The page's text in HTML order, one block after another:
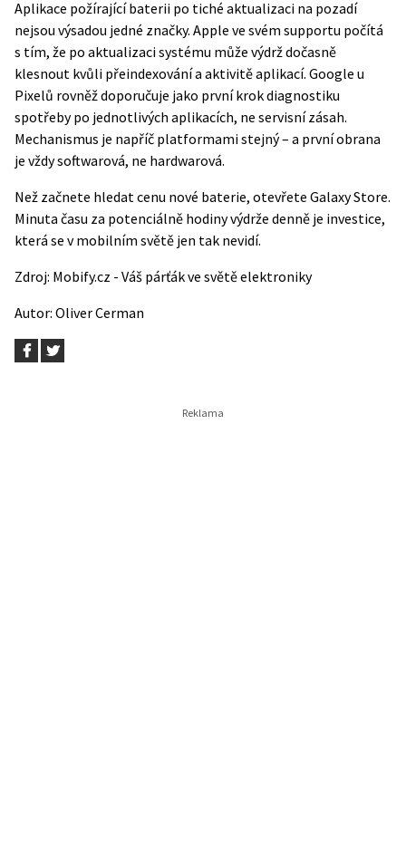
Aplikace požírající baterii po tiché aktualizaci na pozadí
nejsou výsadou jedné značky. Apple ve svém supportu počítá
s tím, že po aktualizaci systému může výdrž dočasně
klesnout kvůli přeindexování a aktivitě aplikací. Google u
Pixelů rovněž doporučuje jako první krok diagnostiku
spotřeby po jednotlivých aplikacích, ne servisní zásah.
Mechanismus je napříč platformami stejný – a první obrana
je vždy softwarová, ne hardwarová.
Než začnete hledat cenu nové baterie, otevřete Galaxy Store.
Minuta času za potenciálně hodiny výdrže denně je investice,
která se v mobilním světě jen tak nevidí.
Zdroj: Mobify.cz - Váš párťák ve světě elektroniky
Autor: Oliver Cerman